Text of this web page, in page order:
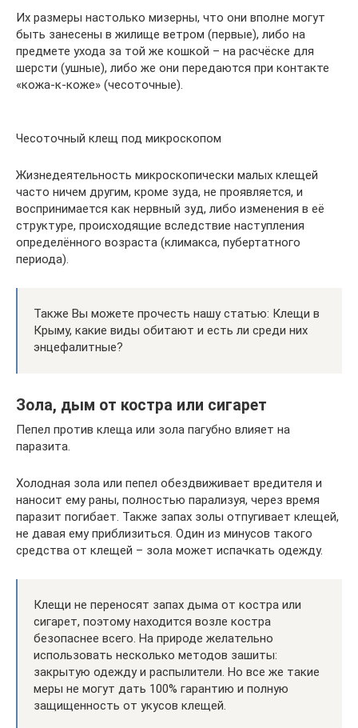
Их размеры настолько мизерны, что они вполне могут
быть занесены в жилище ветром (первые), либо на
предмете ухода за той же кошкой – на расчёске для
шерсти (ушные), либо же они передаются при контакте
«кожа-к-коже» (чесоточные).
Чесоточный клещ под микроскопом
Жизнедеятельность микроскопически малых клещей
часто ничем другим, кроме зуда, не проявляется, и
воспринимается как нервный зуд, либо изменения в её
структуре, происходящие вследствие наступления
определённого возраста (климакса, пубертатного
периода).
Также Вы можете прочесть нашу статью: Клещи в
Крыму, какие виды обитают и есть ли среди них
энцефалитные?
Зола, дым от костра или сигарет
Пепел против клеща или зола пагубно влияет на
паразита.
Холодная зола или пепел обездвиживает вредителя и
наносит ему раны, полностью парализуя, через время
паразит погибает. Также запах золы отпугивает клещей,
не давая ему приблизиться. Один из минусов такого
средства от клещей – зола может испачкать одежду.
Клещи не переносят запах дыма от костра или
сигарет, поэтому находится возле костра
безопаснее всего. На природе желательно
использовать несколько методов зашиты:
закрытую одежду и распылители. Но все же такие
меры не могут дать 100% гарантию и полную
защищенность от укусов клещей.